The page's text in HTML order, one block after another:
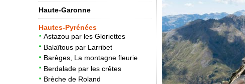
Haute-Garonne
Hautes-Pyrénées
Astazou par les Gloriettes
Balaïtous par Larribet
Barèges, La montagne fleurie
Berdalade par les crêtes
Brèche de Roland